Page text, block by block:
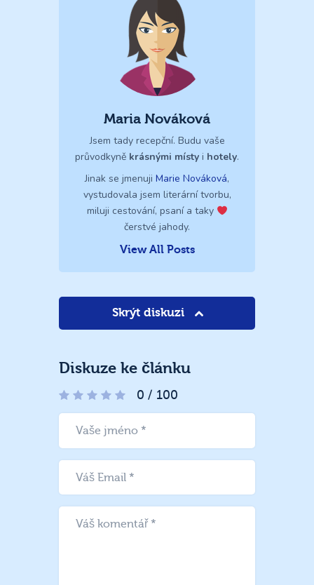
Maria Nováková
Jsem tady recepční. Budu vaše
průvodkyně krásnými místy i hotely.
Jinak se jmenuji Marie Nováková,
vystudovala jsem literární tvorbu,
miluji cestování, psaní a taky
čerstvé jahody.
View All Posts
Skrýt diskuzi
Diskuze ke článku
0 / 100